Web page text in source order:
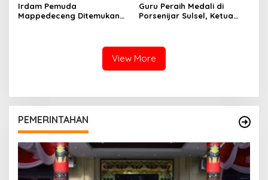
Irdam Pemuda
Mappedeceng Ditemukan
Guru Peraih Medali di
Porsenijar Sulsel, Ketua
View More
PEMERINTAHAN